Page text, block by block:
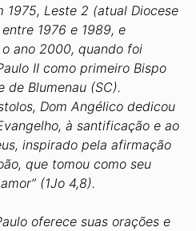
1975, Leste 2 (atual Diocese
1976 e 1989, e
ano 2000, quando foi
II como primeiro Bispo
de Blumenau (SC).
Dom Angélico dedicou
à santificação e ao
inspirado pela afirmação
que tomou como seu
(1Jo 4,8).
oferece suas orações e